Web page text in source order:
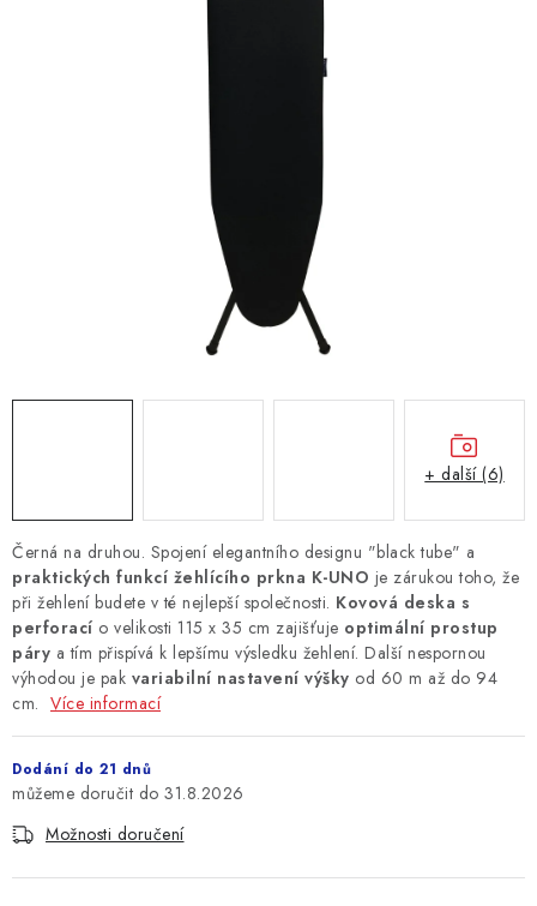
Černá na druhou. Spojení elegantního designu "black tube" a
praktických funkcí žehlícího prkna K-UNO je zárukou toho, že
při žehlení budete v té nejlepší společnosti. Kovová deska s
perforací o velikosti 115 x 35 cm zajišťuje optimální prostup
páry a tím přispívá k lepšímu výsledku žehlení. Další nespornou
výhodou je pak variabilní nastavení výšky od 60 m až do 94
cm. Více informací
Dodání do 21 dnů
31.8.2026
Možnosti doručení
+ další (6)